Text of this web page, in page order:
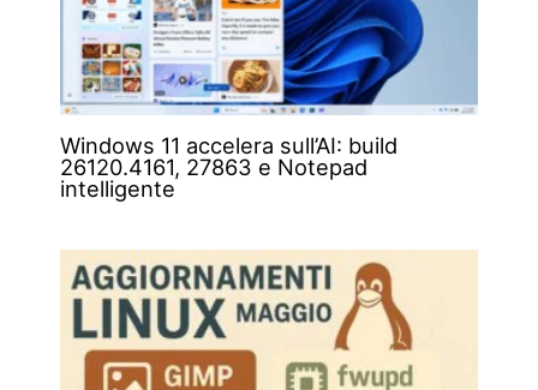
Windows 11 accelera sull’AI: build
26120.4161, 27863 e Notepad
intelligente